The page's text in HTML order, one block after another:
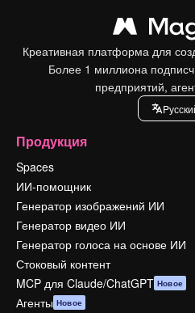
Креативная платформа для
Более 1 миллиона
предприятий,
Продукция
Spaces
ИИ-помощник
Генератор изображений ИИ
Генератор видео ИИ
Генератор голоса на основе ИИ
Стоковый контент
MCP для Claude/ChatGPT Новое
Агенты Новое